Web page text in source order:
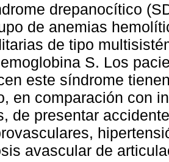
drepanocítico
de anemias
de tipo
S. Los
este síndrome
en comparación con
de presentar
avascular de